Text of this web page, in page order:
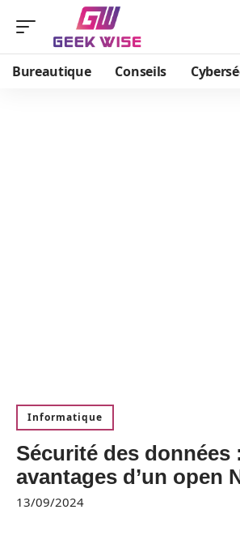
Bureautique Conseils
Informatique
Sécurité des données
avantages d’un open
13/09/2024